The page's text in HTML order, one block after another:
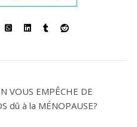
VOUS EMPÊCHE DE
dû à la MÉNOPAUSE?